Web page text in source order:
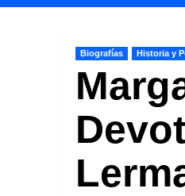
Biografías Historia y